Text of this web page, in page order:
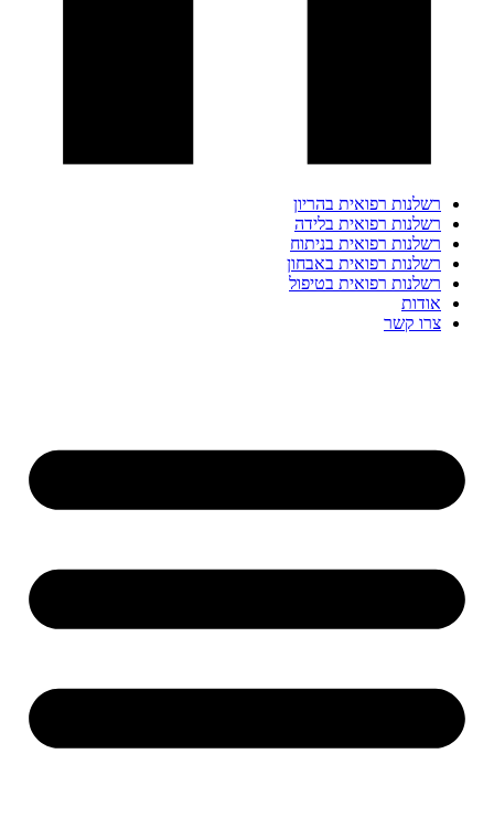
רשלנות רפואית בהריון
רשלנות רפואית בלידה
רשלנות רפואית בניתוח
רשלנות רפואית באבחון
רשלנות רפואית בטיפול
אודות
צרו קשר